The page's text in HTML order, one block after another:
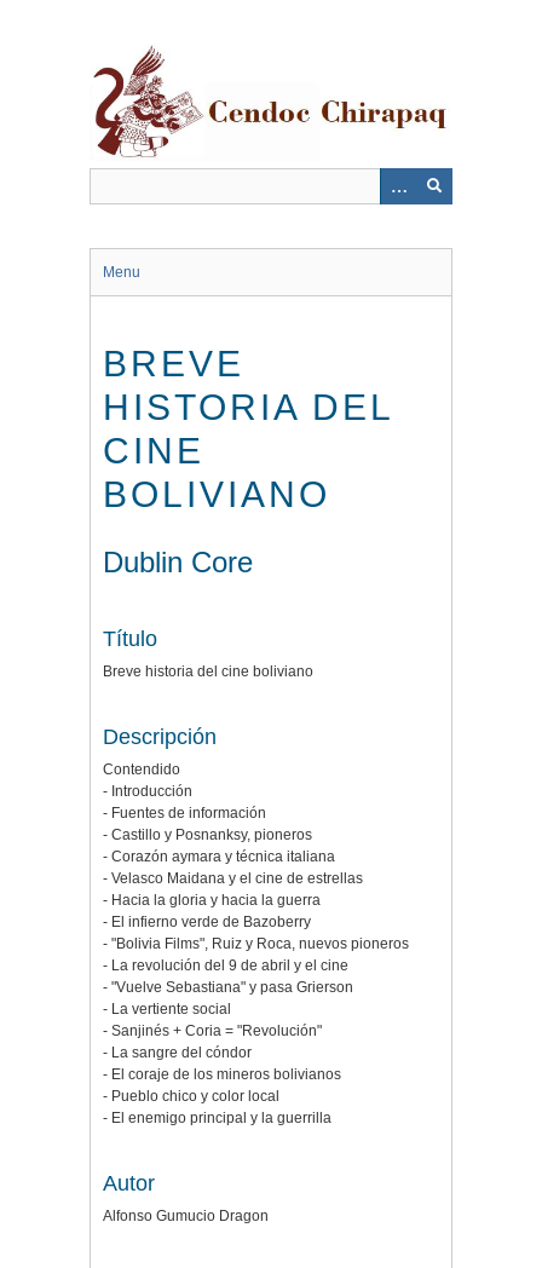
Menu
BREVE
HISTORIA DEL
CINE
BOLIVIANO
Dublin Core
Título
Breve historia del cine boliviano
Descripción
Contendido
- Introducción
- Fuentes de información
- Castillo y Posnanksy, pioneros
- Corazón aymara y técnica italiana
- Velasco Maidana y el cine de estrellas
- Hacia la gloria y hacia la guerra
- El infierno verde de Bazoberry
- "Bolivia Films", Ruiz y Roca, nuevos pioneros
- La revolución del 9 de abril y el cine
- "Vuelve Sebastiana" y pasa Grierson
- La vertiente social
- Sanjinés + Coria = "Revolución"
- La sangre del cóndor
- El coraje de los mineros bolivianos
- Pueblo chico y color local
- El enemigo principal y la guerrilla
Autor
Alfonso Gumucio Dragon